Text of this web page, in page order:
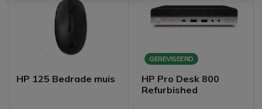
HP 125 Bedrade muis
GEREVISEERD
HP Pro Desk 800
Refurbished